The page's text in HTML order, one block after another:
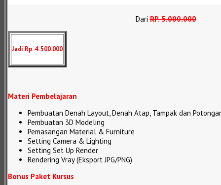
DariRP.5.000.000
Jadi Rp. 4. 500.000
Materi Pembelajaran
Pembuatan Denah Layout, Denah Atap, Tampak dan
Pembuatan 3D Modeling
Pemasangan Material & Furniture
Setting Camera & Lighting
Setting Set Up Render
Rendering Vray (Eksport JPG/PNG)
Bonus Paket Kursus